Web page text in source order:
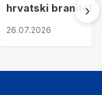
hrvatski branitelji
pronalaze mir
26.07.2026
›